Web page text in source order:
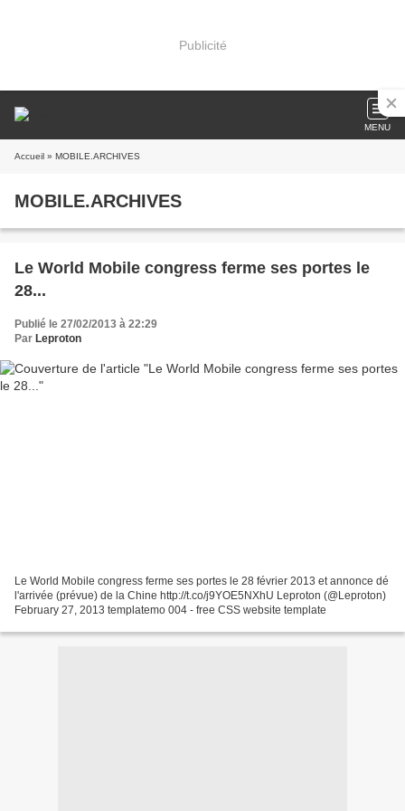
Publicité
MENU
Accueil » MOBILE.ARCHIVES
MOBILE.ARCHIVES
Le World Mobile congress ferme ses portes le
28...
Publié le 27/02/2013 à 22:29
Par Leproton
Le World Mobile congress ferme ses portes le 28 février 2013 et annonce dé
l'arrivée (prévue) de la Chine http://t.co/j9YOE5NXhU Leproton (@Leproton)
February 27, 2013 templatemo 004 - free CSS website template